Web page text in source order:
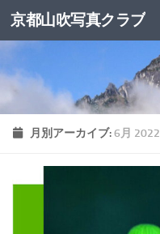
コンテンツへスキップ
京都山吹写真クラブ
月別アーカイブ:6月 2022